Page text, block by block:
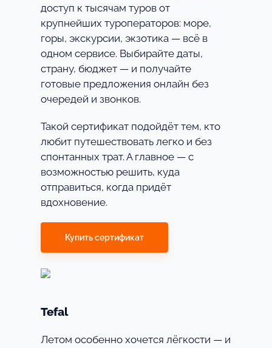
доступ к тысячам туров от
крупнейших туроператоров: море,
горы, экскурсии, экзотика — всё в
одном сервисе. Выбирайте даты,
страну, бюджет — и получайте
готовые предложения онлайн без
очередей и звонков.
Такой сертификат подойдёт тем, кто
любит путешествовать легко и без
спонтанных трат. А главное — с
возможностью решить, куда
отправиться, когда придёт
вдохновение.
Купить сертификат
Tefal
Летом особенно хочется лёгкости — и